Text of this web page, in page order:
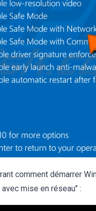
comment démarrer
mise en réseau" :